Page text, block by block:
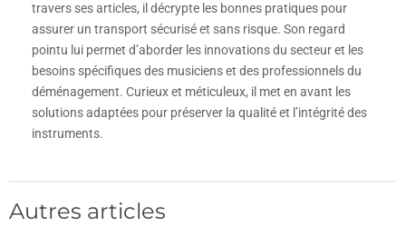
travers ses articles, il décrypte les bonnes pratiques pour
assurer un transport sécurisé et sans risque. Son regard
pointu lui permet d’aborder les innovations du secteur et les
besoins spécifiques des musiciens et des professionnels du
déménagement. Curieux et méticuleux, il met en avant les
solutions adaptées pour préserver la qualité et l’intégrité des
instruments.
Autres articles